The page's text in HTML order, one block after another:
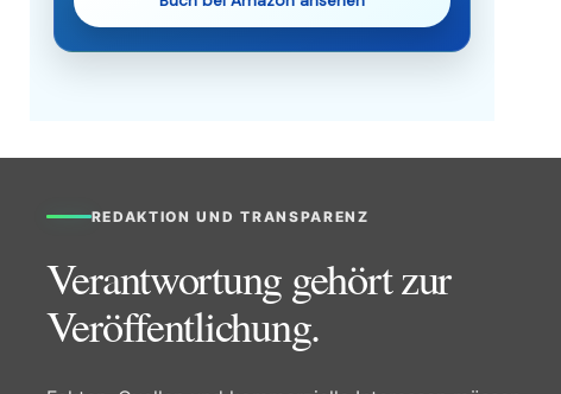
REDAKTION UND TRANSPARENZ
Verantwortung gehört zur
Veröffentlichung.